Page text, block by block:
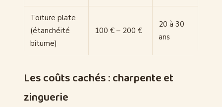
Toiture plate
(étanchéité
bitume)
100 € – 200 €
20 à 30
ans
Les coûts cachés : charpente et
zinguerie